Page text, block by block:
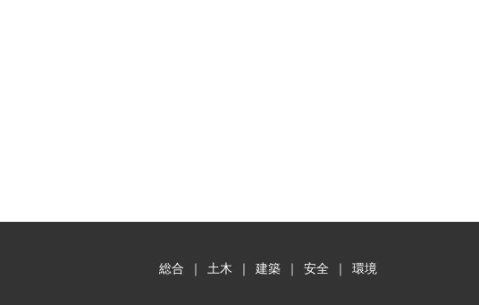
総合 ｜ 土木 ｜ 建築 ｜ 安全 ｜ 環境